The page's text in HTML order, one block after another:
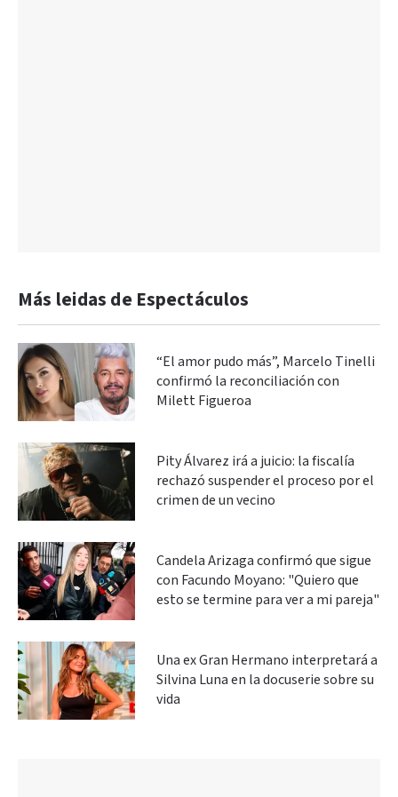
Más leidas de Espectáculos
“El amor pudo más”, Marcelo Tinelli
confirmó la reconciliación con
Milett Figueroa
Pity Álvarez irá a juicio: la fiscalía
rechazó suspender el proceso por el
crimen de un vecino
Candela Arizaga confirmó que sigue
con Facundo Moyano: "Quiero que
esto se termine para ver a mi pareja"
Una ex Gran Hermano interpretará a
Silvina Luna en la docuserie sobre su
vida